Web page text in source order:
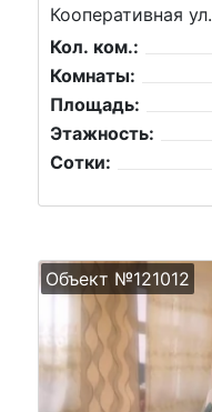
Кооперативная ул.
Кол. ком.:
Комнаты:
Площадь:
Этажность:
Сотки:
Объект №121012